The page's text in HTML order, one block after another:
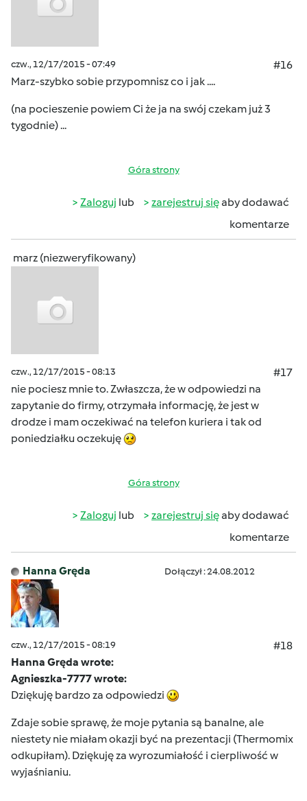
czw., 12/17/2015 - 07:49
#16
Marz-szybko sobie przypomnisz co i jak ....
(na pocieszenie powiem Ci że ja na swój czekam już 3
tygodnie) ...
Góra strony
Zaloguj lub zarejestruj sięaby dodawać
komentarze
marz (niezweryfikowany)
czw., 12/17/2015 - 08:13
#17
nie pociesz mnie to. Zwłaszcza, że w odpowiedzi na
zapytanie do firmy, otrzymała informację, że jest w
drodze i mam oczekiwać na telefon kuriera i tak od
poniedziałku oczekuję
Góra strony
Zaloguj lub zarejestruj sięaby dodawać
komentarze
Hanna Gręda Dołączył : 24.08.2012
czw., 12/17/2015 - 08:19
#18
Hanna Gręda wrote:
Agnieszka-7777 wrote:
Dziękuję bardzo za odpowiedzi
Zdaje sobie sprawę, że moje pytania są banalne, ale
niestety nie miałam okazji być na prezentacji (Thermomix
odkupiłam). Dziękuję za wyrozumiałość i cierpliwość w
wyjaśnianiu.